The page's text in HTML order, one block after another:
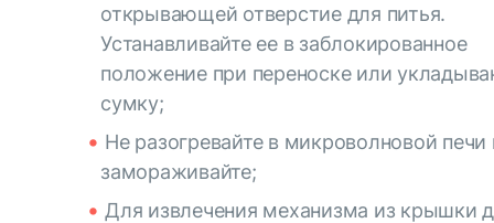
открывающей отверстие для питья.
Устанавливайте ее в заблокированное
положение при переноске или
сумку;
Не разогревайте в микроволновой печи
замораживайте;
Для извлечения механизма из крышки